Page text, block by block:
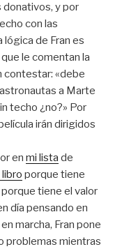
donativos, y por
con las
lógica de Fran es
le comentan la
contestar: «debe
a Marte
techo ¿no?» Por
irán dirigidos
en mi lista de
libro porque tiene
tiene el valor
día pensando en
marcha, Fran pone
problemas mientras